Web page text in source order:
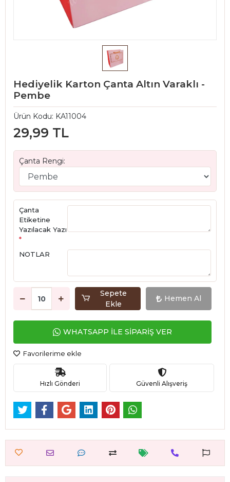
Hediyelik Karton Çanta Altın Varaklı -
Pembe
Ürün Kodu: KA11004
29,99 TL
Çanta Rengi:
Çanta
Etiketine
Yazılacak Yazı
*
NOTLAR
Sepete
Ekle
Hemen Al
WHATSAPP İLE SİPARİŞ VER
Favorilerime ekle
Hızlı Gönderi Güvenli Alışveriş